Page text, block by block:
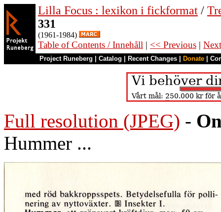
Lilla Focus : lexikon i fickformat /
331
(1961-1984)
Table of Contents / Innehåll | << Previous |
Project Runeberg Catalog Recent Changes Donate
Full resolution (JPEG) -
Hummer ...